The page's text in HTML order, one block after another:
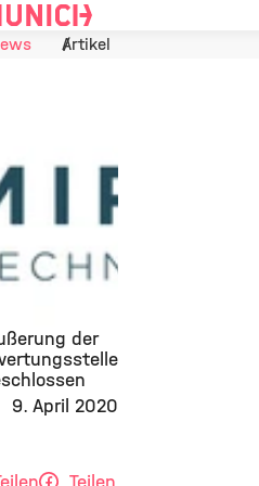
Artikel
der
9. April 2020